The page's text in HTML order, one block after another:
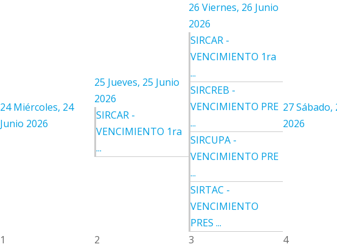
24 Miércoles, 24
Junio 2026
25 Jueves, 25 Junio
2026
SIRCAR -
VENCIMIENTO 1ra
...
26 Viernes, 26 Junio
2026
SIRCAR -
VENCIMIENTO 1ra
...
SIRCREB -
VENCIMIENTO PRE
...
SIRCUPA -
VENCIMIENTO PRE
...
SIRTAC -
VENCIMIENTO
PRES ...
27Sábado,
2026
1 2 3 4